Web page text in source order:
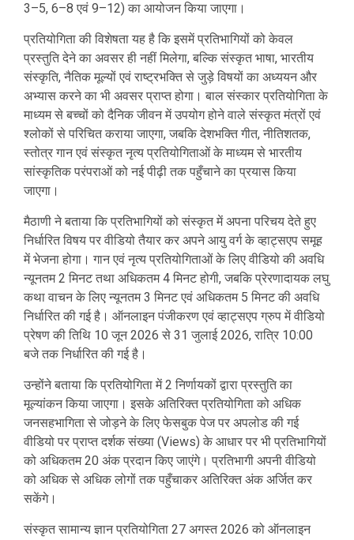
3–5, 6–8 एवं 9–12) का आयोजन किया जाएगा।
प्रतियोगिता की विशेषता यह है कि इसमें प्रतिभागियों को केवल
प्रस्तुति देने का अवसर ही नहीं मिलेगा, बल्कि संस्कृत भाषा, भारतीय
संस्कृति, नैतिक मूल्यों एवं राष्ट्रभक्ति से जुड़े विषयों का अध्ययन और
अभ्यास करने का भी अवसर प्राप्त होगा। बाल संस्कार प्रतियोगिता के
माध्यम से बच्चों को दैनिक जीवन में उपयोग होने वाले संस्कृत मंत्रों एवं
श्लोकों से परिचित कराया जाएगा, जबकि देशभक्ति गीत, नीतिशतक,
स्तोत्र गान एवं संस्कृत नृत्य प्रतियोगिताओं के माध्यम से भारतीय
सांस्कृतिक परंपराओं को नई पीढ़ी तक पहुँचाने का प्रयास किया
जाएगा।
मैठाणी ने बताया कि प्रतिभागियों को संस्कृत में अपना परिचय देते हुए
निर्धारित विषय पर वीडियो तैयार कर अपने आयु वर्ग के व्हाट्सएप समूह
में भेजना होगा। गान एवं नृत्य प्रतियोगिताओं के लिए वीडियो की अवधि
न्यूनतम 2 मिनट तथा अधिकतम 4 मिनट होगी, जबकि प्रेरणादायक लघु
कथा वाचन के लिए न्यूनतम 3 मिनट एवं अधिकतम 5 मिनट की अवधि
निर्धारित की गई है। ऑनलाइन पंजीकरण एवं व्हाट्सएप ग्रुप में वीडियो
प्रेषण की तिथि 10 जून 2026 से 31 जुलाई 2026, रात्रि 10:00
बजे तक निर्धारित की गई है।
उन्होंने बताया कि प्रतियोगिता में 2 निर्णायकों द्वारा प्रस्तुति का
मूल्यांकन किया जाएगा। इसके अतिरिक्त प्रतियोगिता को अधिक
जनसहभागिता से जोड़ने के लिए फेसबुक पेज पर अपलोड की गई
वीडियो पर प्राप्त दर्शक संख्या (Views) के आधार पर भी प्रतिभागियों
को अधिकतम 20 अंक प्रदान किए जाएंगे। प्रतिभागी अपनी वीडियो
को अधिक से अधिक लोगों तक पहुँचाकर अतिरिक्त अंक अर्जित कर
सकेंगे।
संस्कृत सामान्य ज्ञान प्रतियोगिता 27 अगस्त 2026 को ऑनलाइन